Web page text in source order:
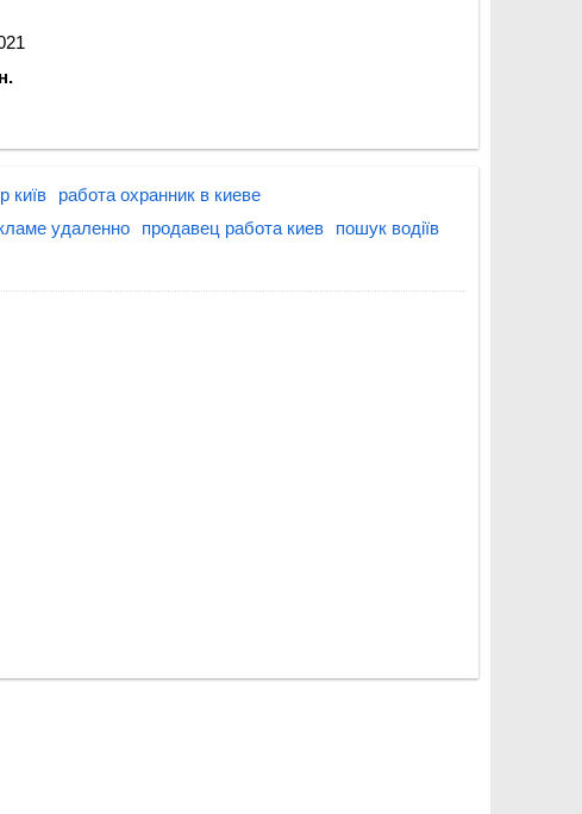
київ
работа охранник в киеве
удаленно продавец работа киев
пошук водіїв